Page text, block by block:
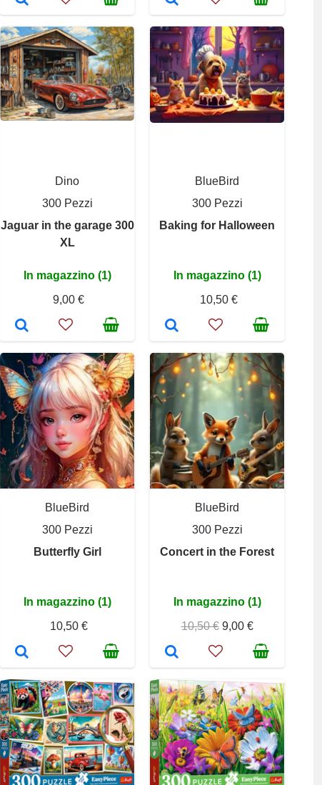
Dino
300 Pezzi
Jaguar in the garage 300
XL
In magazzino (1)
9,00 €
BlueBird
300 Pezzi
Baking for Halloween
In magazzino (1)
10,50 €
BlueBird
300 Pezzi
Butterfly Girl
In magazzino (1)
10,50 €
BlueBird
300 Pezzi
Concert in the Forest
In magazzino (1)
10,50 € 9,00 €